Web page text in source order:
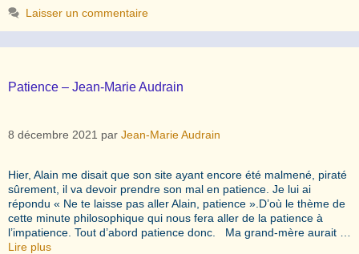
Laisser un commentaire
Patience – Jean-Marie Audrain
8 décembre 2021 par Jean-Marie Audrain
Hier, Alain me disait que son site ayant encore été malmené, piraté
sûrement, il va devoir prendre son mal en patience. Je lui ai
répondu « Ne te laisse pas aller Alain, patience ».D’où le thème de
cette minute philosophique qui nous fera aller de la patience à
l’impatience. Tout d’abord patience donc. Ma grand-mère aurait …
Lire plus